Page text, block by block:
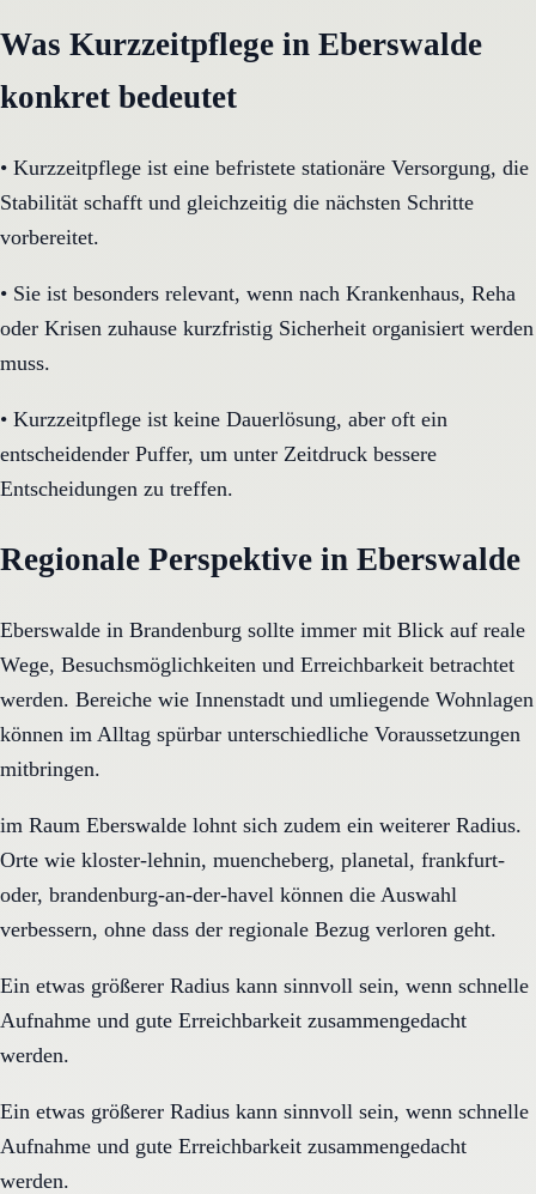
Was Kurzzeitpflege in Eberswalde
konkret bedeutet
• Kurzzeitpflege ist eine befristete stationäre Versorgung, die
Stabilität schafft und gleichzeitig die nächsten Schritte
vorbereitet.
• Sie ist besonders relevant, wenn nach Krankenhaus, Reha
oder Krisen zuhause kurzfristig Sicherheit organisiert werden
muss.
• Kurzzeitpflege ist keine Dauerlösung, aber oft ein
entscheidender Puffer, um unter Zeitdruck bessere
Entscheidungen zu treffen.
Regionale Perspektive in Eberswalde
Eberswalde in Brandenburg sollte immer mit Blick auf reale
Wege, Besuchsmöglichkeiten und Erreichbarkeit betrachtet
werden. Bereiche wie Innenstadt und umliegende Wohnlagen
können im Alltag spürbar unterschiedliche Voraussetzungen
mitbringen.
im Raum Eberswalde lohnt sich zudem ein weiterer Radius.
Orte wie kloster-lehnin, muencheberg, planetal, frankfurt-
oder, brandenburg-an-der-havel können die Auswahl
verbessern, ohne dass der regionale Bezug verloren geht.
Ein etwas größerer Radius kann sinnvoll sein, wenn schnelle
Aufnahme und gute Erreichbarkeit zusammengedacht
werden.
Ein etwas größerer Radius kann sinnvoll sein, wenn schnelle
Aufnahme und gute Erreichbarkeit zusammengedacht
werden.